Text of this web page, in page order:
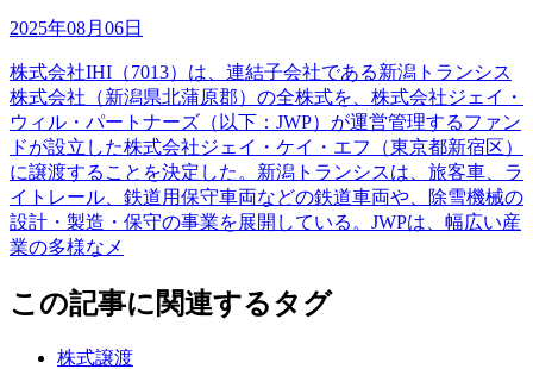
2025年08月06日
株式会社IHI（7013）は、連結子会社である新潟トランシス
株式会社（新潟県北蒲原郡）の全株式を、株式会社ジェイ・
ウィル・パートナーズ（以下：JWP）が運営管理するファン
ドが設立した株式会社ジェイ・ケイ・エフ（東京都新宿区）
に譲渡することを決定した。新潟トランシスは、旅客車、ラ
イトレール、鉄道用保守車両などの鉄道車両や、除雪機械の
設計・製造・保守の事業を展開している。JWPは、幅広い産
業の多様なメ
この記事に関連するタグ
株式譲渡